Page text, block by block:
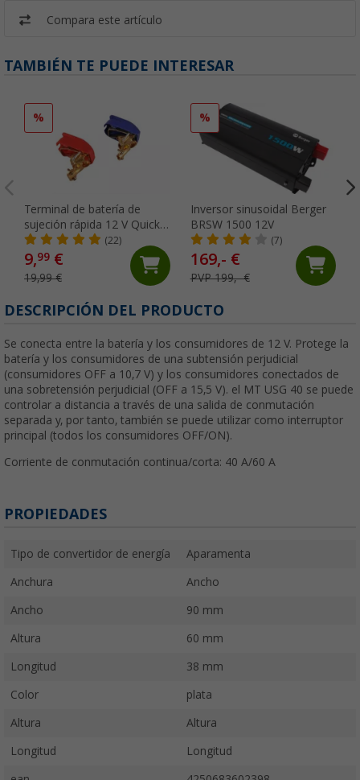
Compara este artículo
TAMBIÉN TE PUEDE INTERESAR
%
Terminal de batería de
sujeción rápida 12 V Quick-
Power Berger
(22)
9,99 €
19,99 €
%
Inversor sinusoidal Berger
BRSW 1500 12V
(7)
169,- €
PVP 199,- €
DESCRIPCIÓN DEL PRODUCTO
Se conecta entre la batería y los consumidores de 12 V. Protege la
batería y los consumidores de una subtensión perjudicial
(consumidores OFF a 10,7 V) y los consumidores conectados de
una sobretensión perjudicial (OFF a 15,5 V). el MT USG 40 se puede
controlar a distancia a través de una salida de conmutación
separada y, por tanto, también se puede utilizar como interruptor
principal (todos los consumidores OFF/ON).
Corriente de conmutación continua/corta: 40 A/60 A
PROPIEDADES
Tipo de convertidor de energía Aparamenta
Anchura Ancho
Ancho 90 mm
Altura 60 mm
Longitud 38 mm
Color plata
Altura Altura
Longitud Longitud